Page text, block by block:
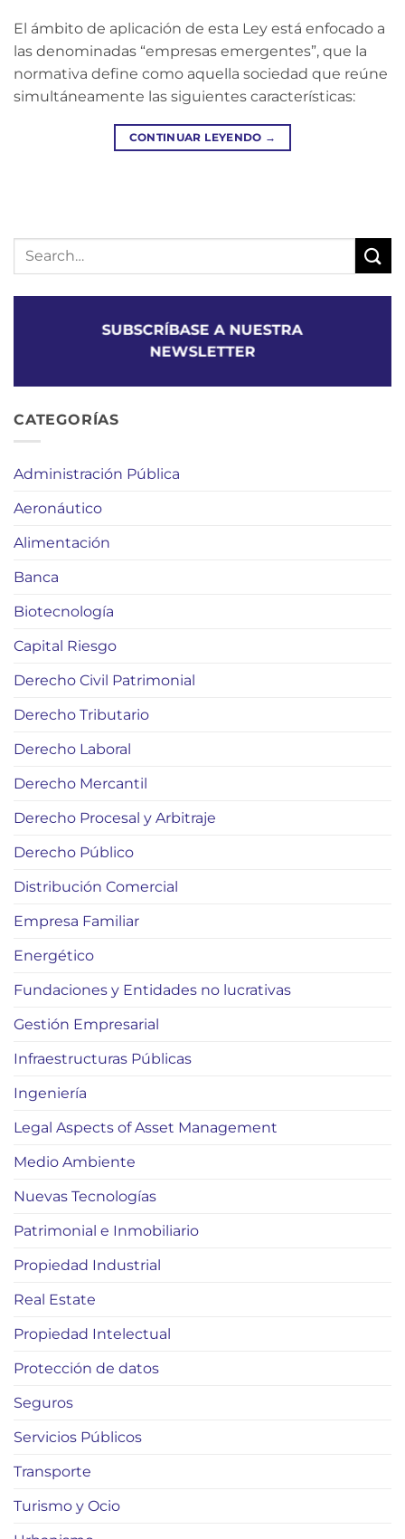
El ámbito de aplicación de esta Ley está enfocado a
las denominadas “empresas emergentes”, que la
normativa define como aquella sociedad que reúne
simultáneamente las siguientes características:
CONTINUAR LEYENDO →
SUBSCRÍBASE A NUESTRA
NEWSLETTER
CATEGORÍAS
Administración Pública
Aeronáutico
Alimentación
Banca
Biotecnología
Capital Riesgo
Derecho Civil Patrimonial
Derecho Tributario
Derecho Laboral
Derecho Mercantil
Derecho Procesal y Arbitraje
Derecho Público
Distribución Comercial
Empresa Familiar
Energético
Fundaciones y Entidades no lucrativas
Gestión Empresarial
Infraestructuras Públicas
Ingeniería
Legal Aspects of Asset Management
Medio Ambiente
Nuevas Tecnologías
Patrimonial e Inmobiliario
Propiedad Industrial
Real Estate
Propiedad Intelectual
Protección de datos
Seguros
Servicios Públicos
Transporte
Turismo y Ocio